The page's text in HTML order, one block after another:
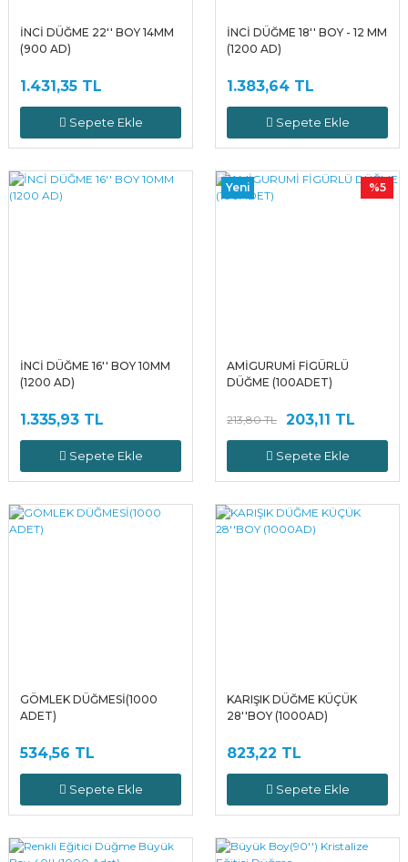
İNCİ DÜĞME 22'' BOY 14MM
(900 AD)
1.431,35 TL
Sepete Ekle
İNCİ DÜĞME 18'' BOY - 12 MM
(1200 AD)
1.383,64 TL
Sepete Ekle
İNCİ DÜĞME 16'' BOY 10MM
(1200 AD)
1.335,93 TL
Sepete Ekle
%5
Yeni
AMİGURUMİ FİGÜRLÜ
DÜĞME (100ADET)
213,80 TL 203,11 TL
Sepete Ekle
GÖMLEK DÜĞMESİ(1000
ADET)
534,56 TL
Sepete Ekle
KARIŞIK DÜĞME KÜÇÜK
28''BOY (1000AD)
823,22 TL
Sepete Ekle